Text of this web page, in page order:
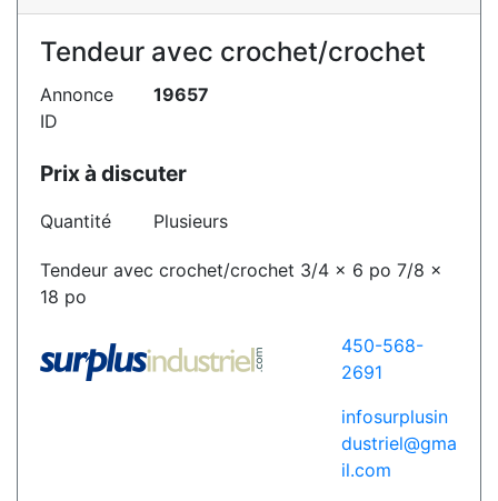
Tendeur avec crochet/crochet
Annonce
ID
19657
Prix à discuter
Quantité Plusieurs
Tendeur avec crochet/crochet 3/4 x 6 po 7/8 x
18 po
450-568-
2691
infosurplusin
dustriel@gma
il.com